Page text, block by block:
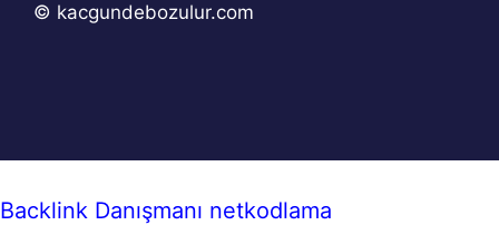
© kacgundebozulur.com
Backlink Danışmanı netkodlama